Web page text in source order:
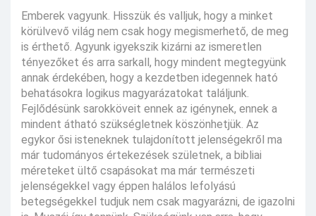
Emberek vagyunk. Hisszük és valljuk, hogy a minket
körülvevő világ nem csak hogy megismerhető, de meg
is érthető. Agyunk igyekszik kizárni az ismeretlen
tényezőket és arra sarkall, hogy mindent megtegyünk
annak érdekében, hogy a kezdetben idegennek ható
behatásokra logikus magyarázatokat találjunk.
Fejlődésünk sarokköveit ennek az igénynek, ennek a
mindent átható szükségletnek köszönhetjük. Az
egykor ősi isteneknek tulajdonított jelenségekről ma
már tudományos értekezések születnek, a bibliai
méreteket ültő csapásokat ma már természeti
jelenségekkel vagy éppen halálos lefolyású
betegségekkel tudjuk nem csak magyarázni, de igazolni